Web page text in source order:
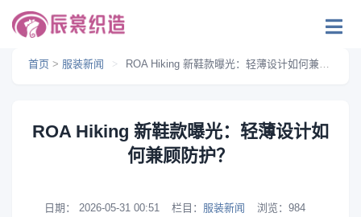
首页 > 服装新闻 > ROA Hiking 新鞋款曝光：轻薄设计如何兼顾防护？
ROA Hiking 新鞋款曝光：轻薄设计如
何兼顾防护？
日期： 2026-05-31 00:51 栏目： 服装新闻 浏览： 984